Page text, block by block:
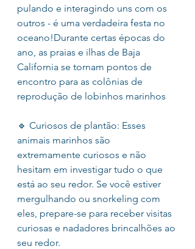
pulando e interagindo uns com os
outros - é uma verdadeira festa no
oceano!Durante certas épocas do
ano, as praias e ilhas de Baja
California se tornam pontos de
encontro para as colônias de
reprodução de lobinhos marinhos
🔹 Curiosos de plantão: Esses
animais marinhos são
extremamente curiosos e não
hesitam em investigar tudo o que
está ao seu redor. Se você estiver
mergulhando ou snorkeling com
eles, prepare-se para receber visitas
curiosas e nadadores brincalhões ao
seu redor.